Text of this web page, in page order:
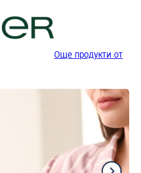
Още продукти от